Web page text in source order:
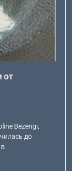
от
Bezengi,
до